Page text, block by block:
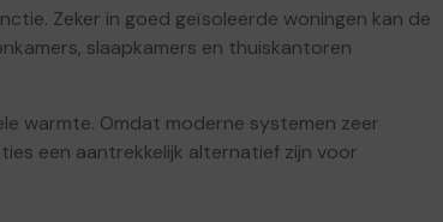
Zeker in goed geïsoleerde woningen kan de
slaapkamers en thuiskantoren
warmte. Omdat moderne systemen zeer
een aantrekkelijk alternatief zijn voor